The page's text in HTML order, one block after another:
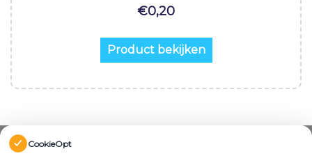
€0,20
Product bekijken
CookieOpt